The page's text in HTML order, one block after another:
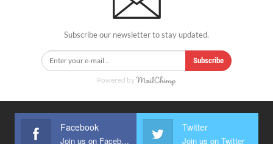
Subscribe our newsletter to stay updated.
Subscribe
Powered by
Facebook
Join us on Facebook
Twitter
Join us on Twitter